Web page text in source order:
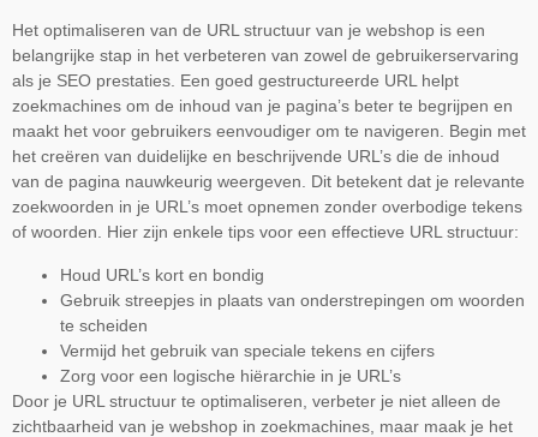
Het optimaliseren van de URL structuur van je webshop is een
belangrijke stap in het verbeteren van zowel de gebruikerservaring
als je SEO prestaties. Een goed gestructureerde URL helpt
zoekmachines om de inhoud van je pagina’s beter te begrijpen en
maakt het voor gebruikers eenvoudiger om te navigeren. Begin met
het creëren van duidelijke en beschrijvende URL’s die de inhoud
van de pagina nauwkeurig weergeven. Dit betekent dat je relevante
zoekwoorden in je URL’s moet opnemen zonder overbodige tekens
of woorden. Hier zijn enkele tips voor een effectieve URL structuur:
Houd URL’s kort en bondig
Gebruik streepjes in plaats van onderstrepingen om woorden
te scheiden
Vermijd het gebruik van speciale tekens en cijfers
Zorg voor een logische hiërarchie in je URL’s
Door je URL structuur te optimaliseren, verbeter je niet alleen de
zichtbaarheid van je webshop in zoekmachines, maar maak je het